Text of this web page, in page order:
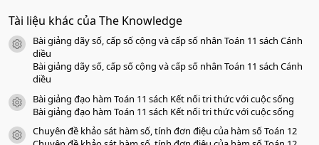
0
0
a
Tài liệu khác của The Knowledge
icon tài liệu
Bài giảng dãy số, cấp số cộng và cấp số nhân Toán 11 sách Cánh
diều
Bài giảng dãy số, cấp số cộng và cấp số nhân Toán 11 sách Cánh
diều
icon tài liệu
Bài giảng đạo hàm Toán 11 sách Kết nối tri thức với cuộc sống
Bài giảng đạo hàm Toán 11 sách Kết nối tri thức với cuộc sống
icon tài liệu
Chuyên đề khảo sát hàm số, tính đơn điệu của hàm số Toán 12